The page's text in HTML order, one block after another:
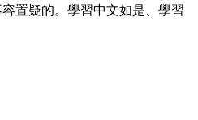
置疑的。學習中文如是、學習